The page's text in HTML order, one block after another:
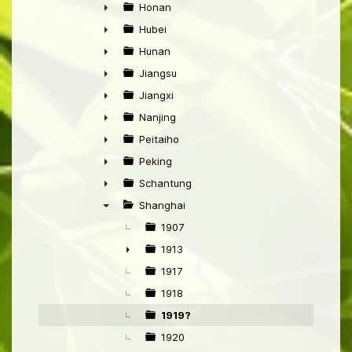
►
►
Honan
►
Hubei
►
Hunan
►
Jiangsu
►
Jiangxi
►
Nanjing
►
Peitaiho
►
Peking
►
Schantung
Shanghai
1907
►
1913
1917
1918
1919?
1920